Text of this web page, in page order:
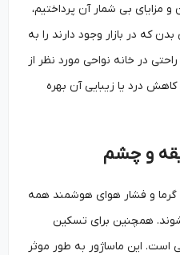
بی شمار آن پرداختیم،
در بازار وجود دارند را به
در خانه نواحی مورد نظر از
درد یا زیبایی آن بهره
و چشم
و فشار هوای هوشمند همه
همچنین برای تسکین
این ماساژور به طور موثر